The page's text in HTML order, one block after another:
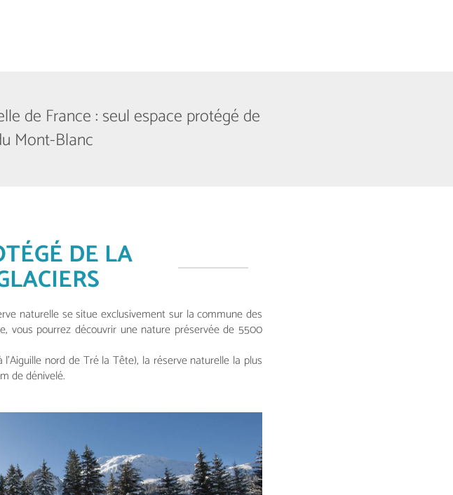
de France : seul espace protégé de
Mont-Blanc
DE LA
naturelle se situe exclusivement sur la commune des
vous pourrez découvrir une nature préservée de 5500
nord de Tré la Tête), la réserve naturelle la plus
de dénivelé.